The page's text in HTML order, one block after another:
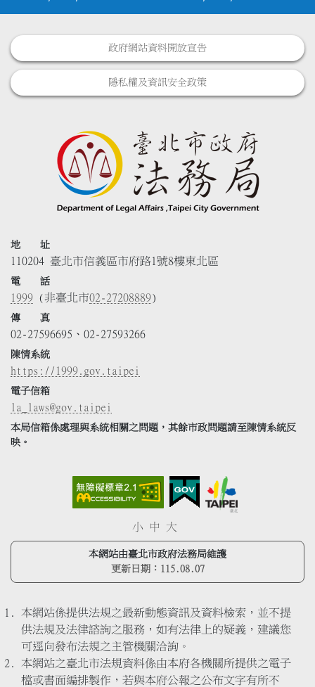
政府網站資料開放宣告
隱私權及資訊安全政策
地 址
110204 臺北市信義區市府路1號8樓東北區
電 話
1999 (非臺北市02-27208889)
傳 真
02-27596695、02-27593266
陳情系統
https://1999.gov.taipei
電子信箱
la_laws@gov.taipei
本局信箱係處理與系統相關之問題，其餘市政問題請至陳情系統反
映。
小 中 大
本網站由臺北市政府法務局維護
更新日期： 115.08.07
本網站係提供法規之最新動態資訊及資料檢索，並不提
供法規及法律諮詢之服務，如有法律上的疑義，建議您
可逕向發布法規之主管機關洽詢。
本網站之臺北市法規資料係由本府各機關所提供之電子
檔或書面編排製作，若與本府公報之公布文字有所不